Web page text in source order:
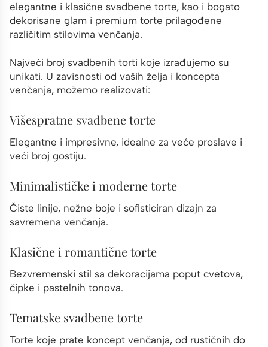
elegantne i klasične svadbene torte, kao i bogato
dekorisane glam i premium torte prilagođene
različitim stilovima venčanja.
Najveći broj svadbenih torti koje izrađujemo su
unikati. U zavisnosti od vaših želja i koncepta
venčanja, možemo realizovati:
Višespratne svadbene torte
Elegantne i impresivne, idealne za veće proslave i
veći broj gostiju.
Minimalističke i moderne torte
Čiste linije, nežne boje i sofisticiran dizajn za
savremena venčanja.
Klasične i romantične torte
Bezvremenski stil sa dekoracijama poput cvetova,
čipke i pastelnih tonova.
Tematske svadbene torte
Torte koje prate koncept venčanja, od rustičnih do